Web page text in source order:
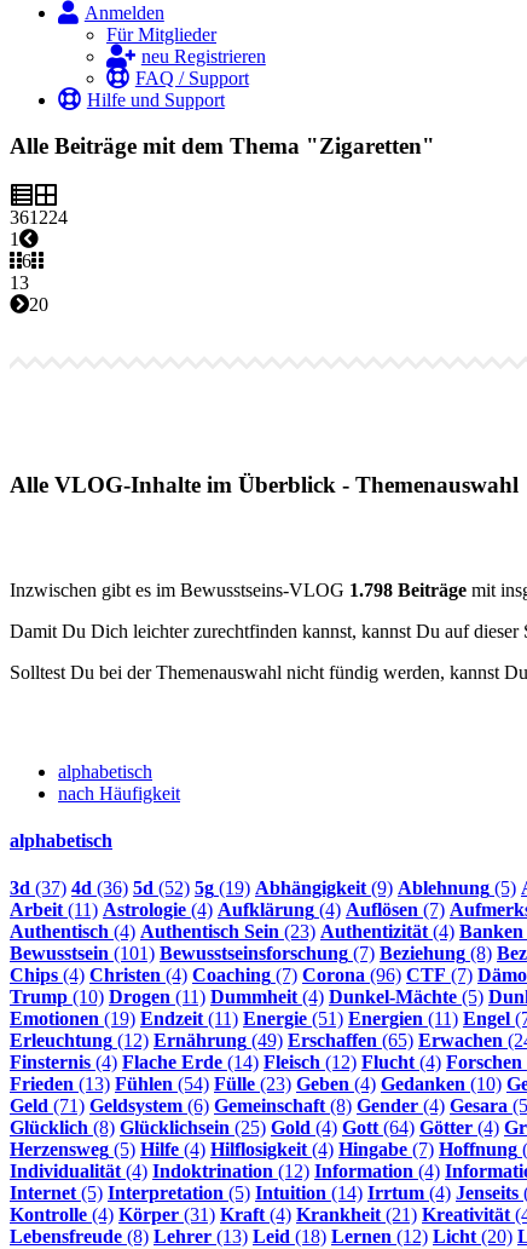
Anmelden
Für Mitglieder
neu Registrieren
FAQ / Support
Hilfe und Support
Alle Beiträge mit dem Thema "Zigaretten"
361224
1
6
13
20
Alle VLOG-Inhalte im Überblick - Themenauswahl
Inzwischen gibt es im Bewusstseins-VLOG 1.798 Beiträge mit
Damit Du Dich leichter zurechtfinden kannst, kannst Du auf
Solltest Du bei der Themenauswahl nicht fündig werden, kannst
alphabetisch
nach Häufigkeit
alphabetisch
3d (37) 4d (36) 5d (52) 5g (19) Abhängigkeit (9) Ablehnung (5)
Arbeit (11) Astrologie (4) Aufklärung (4) Auflösen (7)
Authentisch (4) Authentisch Sein (23) Authentizität (4) Banken
Bewusstsein (101) Bewusstseinsforschung (7) Beziehung (8)
Chips (4) Christen (4) Coaching (7) Corona (96) CTF (7)
Trump (10) Drogen (11) Dummheit (4) Dunkel-Mächte (5)
Emotionen (19) Endzeit (11) Energie (51) Energien (11) Engel
Erleuchtung (12) Ernährung (49) Erschaffen (65) Erwachen
Finsternis (4) Flache Erde (14) Fleisch (12) Flucht (4) Forschen
Frieden (13) Fühlen (54) Fülle (23) Geben (4) Gedanken (10)
Geld (71) Geldsystem (6) Gemeinschaft (8) Gender (4) Gesara
Glücklich (8) Glücklichsein (25) Gold (4) Gott (64) Götter (4)
Herzensweg (5) Hilfe (4) Hilflosigkeit (4) Hingabe (7) Hoffnung
Individualität (4) Indoktrination (12) Information (4)
Internet (5) Interpretation (5) Intuition (14) Irrtum (4) Jenseits
Kontrolle (4) Körper (31) Kraft (4) Krankheit (21) Kreativität
Lebensfreude (8) Lehrer (13) Leid (18) Lernen (12) Licht (20)